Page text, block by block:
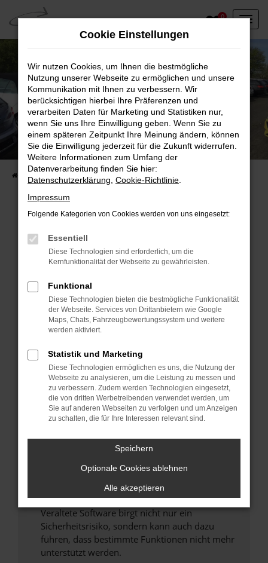
Zum
Hauptinhalt
springen
0
Unser Fahrzeugbestand vor Ort
Entdecken Sie unsere sofort verfügbaren
Fahrzeugangebote
Fehler: Network Error
Beim Laden ist ein Fehler aufgetreten.
Hier sind ein paar Tipps, die dir helfen können:
Überprüfe deine Firewall und deine
Internetverbindung.
Laden andere Webseiten, zum Beispiel deine
Suchmaschine?
Manche Erweiterungen, wie Werbeblocker,
können das Laden bestimmter Seiten
verhindern. Funktioniert die Seite in einem
anderen Browser oder in einem privaten
Fenster?
Das kann manchmal helfen, vorübergehende
Probleme zu beheben.
Stelle sicher, dass dein Browser und dein
Betriebssystem auf dem neuesten Stand
sind.
Veraltete Software birgt nicht nur ein
Sicherheitsrisiko, sondern kann auch dazu
führen, dass bestimmte Funktionen nicht mehr
unterstützt werden.
Cookie Einstellungen
Wir nutzen Cookies, um Ihnen die bestmögliche
Nutzung unserer Webseite zu ermöglichen und unsere
Kommunikation mit Ihnen zu verbessern. Wir
berücksichtigen hierbei Ihre Präferenzen und
verarbeiten Daten für Marketing und Statistiken nur,
wenn Sie uns Ihre Einwilligung geben. Wenn Sie zu
einem späteren Zeitpunkt Ihre Meinung ändern, können
Sie die Einwilligung jederzeit für die Zukunft widerrufen.
Weitere Informationen zum Umfang der
Datenverarbeitung finden Sie hier:
Datenschutzerklärung Cookie-Richtlinie
Impressum
Folgende Kategorien von Cookies werden von uns eingesetzt:
Essentiell
Diese Technologien sind erforderlich, um die
Kernfunktionalität der Webseite zu gewährleisten.
Funktional
Diese Technologien bieten die bestmögliche Funktionalität
der Webseite. Services von Drittanbietern wie Google
Maps, Chats, Fahrzeugbewertungssystem und weitere
werden aktiviert.
Statistik und Marketing
Diese Technologien ermöglichen es uns, die Nutzung der
Webseite zu analysieren, um die Leistung zu messen und
zu verbessern. Zudem werden Technologien eingesetzt,
die von dritten Werbetreibenden verwendet werden, um
Sie auf anderen Webseiten zu verfolgen und um Anzeigen
zu schalten, die für Ihre Interessen relevant sind.
Speichern
Optionale Cookies ablehnen
Alle akzeptieren